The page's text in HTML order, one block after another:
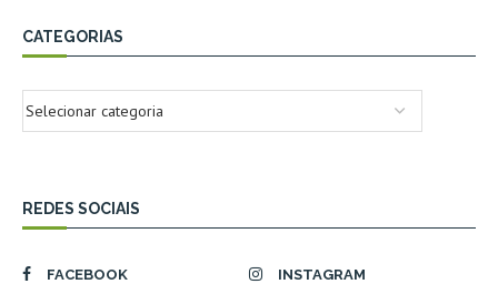
CATEGORIAS
REDES SOCIAIS
FACEBOOK INSTAGRAM